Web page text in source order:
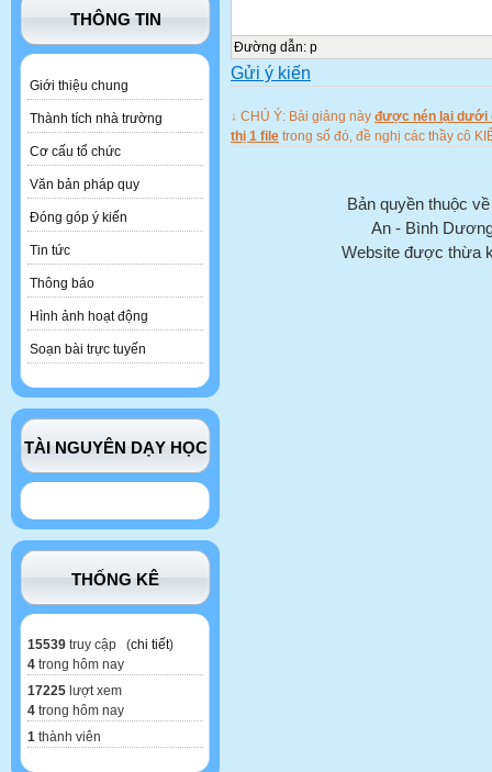
THÔNG TIN
Giới thiệu chung
Thành tích nhà trường
Cơ cấu tổ chức
Văn bản pháp quy
Đóng góp ý kiến
Tin tức
Thông báo
Hình ảnh hoạt động
Soạn bài trực tuyến
TÀI NGUYÊN DẠY HỌC
THỐNG KÊ
15539 truy cập (chi tiết)
4 trong hôm nay
17225 lượt xem
4 trong hôm nay
1 thành viên
Đường dẫn: p
Gửi ý kiến
↓ CHÚ Ý: Bài giảng này được nén lại dưới
thị 1 file trong số đó, đề nghị các thầy cô
Bản quyền thuộc
An - Bình
Website được thừa